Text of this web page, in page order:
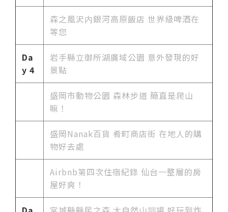
森之風沢内銀河高原飯店 世界級啤酒在
等您
Da
y 4
岩手縣立御所湖廣域公園 意外發現的好
景點
盛岡市動物公園 森林步道 簡直是爬山
嘛！
盛岡Nanak百貨 肴町商店街 在地人的購
物好去處
Airbnb第四次住宿紀錄 仙台一整層的房
屋好爽！